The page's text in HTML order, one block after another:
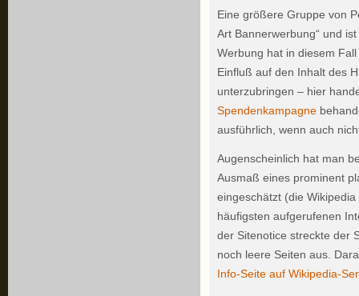
Eine größere Gruppe von
Art Bannerwerbung“ und
Werbung hat in diesem
Einfluß auf den Inhalt des
unterzubringen – hier
Spendenkampagne
ausführlich, wenn auch
Augenscheinlich hat man
Ausmaß eines prominent
eingeschätzt (die
häufigsten aufgerufenen
der Sitenotice streckte der
noch leere Seiten aus.
Info-Seite auf Wikipedia-